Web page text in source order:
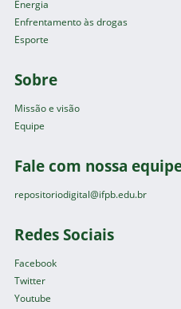
Energia
Enfrentamento às drogas
Esporte
Sobre
Missão e visão
Equipe
Fale com nossa
repositoriodigital@ifpb.edu.br
Redes Sociais
Facebook
Twitter
Youtube